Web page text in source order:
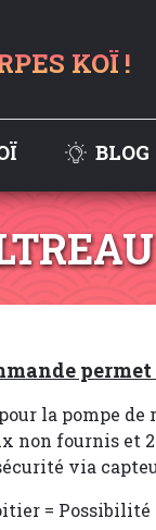
KOÏ !
BLOG
la pompe
non fournis et
via
=